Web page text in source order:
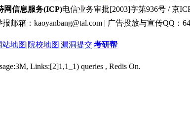
网信息服务(ICP)电信业务审批[2003]字第936号 / 京
邮箱：kaoyanbang@tal.com | 广告投放与宣传QQ：
站地图|院校地图|漏洞提交|考研帮
Links:[2]1,1_1) queries , Redis On.